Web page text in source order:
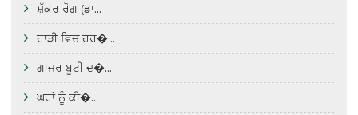
ਸ਼ੱਕਰ ਰੋਗ (ਡਾ...
ਹਾੜੀ ਵਿਚ ਹਰ�...
ਗਾਜਰ ਬੂਟੀ ਦ�...
ਘਰਾਂ ਨੂੰ ਕੀ�...